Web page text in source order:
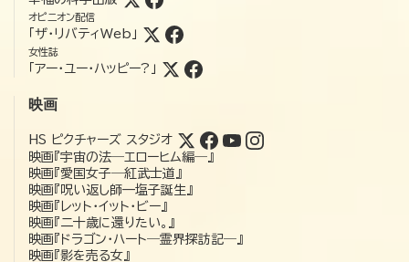
オピニオン配信
「ザ・リバティWeb」
女性誌
「アー・ユー・ハッピー?」
映画
HS ピクチャーズ スタジオ
映画『宇宙の法―エローヒム編―』
映画『愛国女子―紅武士道』
映画『呪い返し師—塩子誕生』
映画『レット・イット・ビー』
映画『二十歳に還りたい。』
映画『ドラゴン・ハート―霊界探訪記―』
映画『影を売る女』